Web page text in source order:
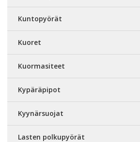
Kuntopyörät
Kuoret
Kuormasiteet
Kypäräpipot
Kyynärsuojat
Lasten polkupyörät